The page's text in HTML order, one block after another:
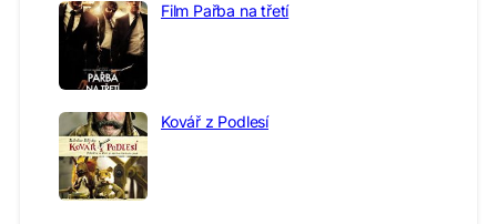
Film Pařba na třetí
Kovář z Podlesí